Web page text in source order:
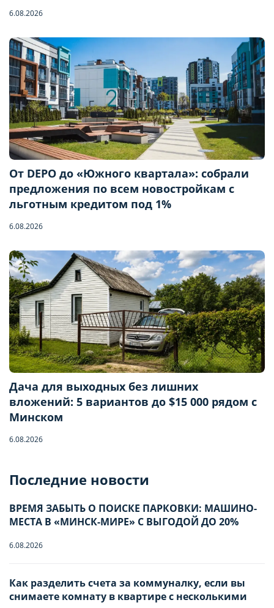
6.08.2026
От DEPO до «Южного квартала»: собрали
предложения по всем новостройкам с
льготным кредитом под 1%
6.08.2026
Дача для выходных без лишних
вложений: 5 вариантов до $15 000 рядом с
Минском
6.08.2026
Последние новости
ВРЕМЯ ЗАБЫТЬ О ПОИСКЕ ПАРКОВКИ: МАШИНО-
МЕСТА В «МИНСК-МИРЕ» С ВЫГОДОЙ ДО 20%
6.08.2026
Как разделить счета за коммуналку, если вы
снимаете комнату в квартире с несколькими
Количество гостей
Взрослые - 0 +
Заезд
НАСТРОЙТЕ ПАРАМЕТРЫ
НАСТРОЙТЕ ПАРАМЕТРЫ